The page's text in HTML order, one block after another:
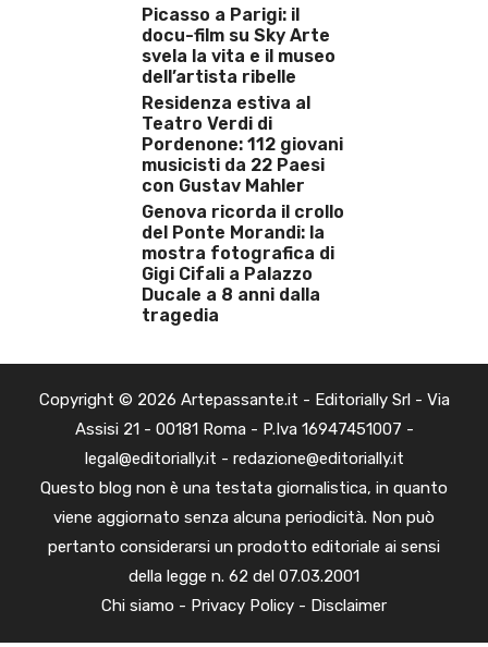
Picasso a Parigi: il
docu-film su Sky Arte
svela la vita e il museo
dell’artista ribelle
Residenza estiva al
Teatro Verdi di
Pordenone: 112 giovani
musicisti da 22 Paesi
con Gustav Mahler
Genova ricorda il crollo
del Ponte Morandi: la
mostra fotografica di
Gigi Cifali a Palazzo
Ducale a 8 anni dalla
tragedia
Copyright © 2026 Artepassante.it - Editorially Srl - Via
Assisi 21 - 00181 Roma - P.Iva 16947451007 -
legal@editorially.it - redazione@editorially.it
Questo blog non è una testata giornalistica, in quanto
viene aggiornato senza alcuna periodicità. Non può
pertanto considerarsi un prodotto editoriale ai sensi
della legge n. 62 del 07.03.2001
Chi siamo - Privacy Policy - Disclaimer